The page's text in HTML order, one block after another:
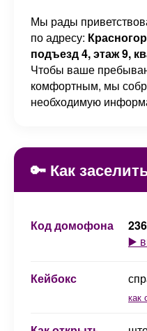
Мы рады
по адресу:
подъезд 4, этаж 9,
Чтобы ваше
комфортным, мы
необходимую
🔑 Как
Код домофона 236
▶️
Кейбокс
как